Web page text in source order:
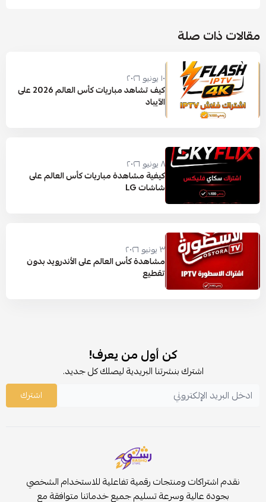
مقالات ذات صلة
١٠ يونيو ٢٠٢٦
كيف تشاهد مباريات كأس العالم 2026 على
الآيباد
٨ يونيو ٢٠٢٦
كيفية مشاهدة مباريات كأس العالم على
شاشات LG
٣ يونيو ٢٠٢٦
مشاهدة كأس العالم على الأندرويد بدون
تقطيع
كن أول من يعرف!
اشترك بنشرتنا البريدية ليصلك كل جديد.
اشترك
نقدم اشتراكات ومنتجات رقمية تفاعلية للاستخدام الشخصي
بجودة عالية وسرعة تسليم جميع خدماتنا متوافقة مع